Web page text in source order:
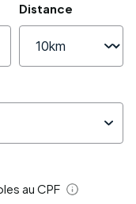
Distance
au CPF
Aide